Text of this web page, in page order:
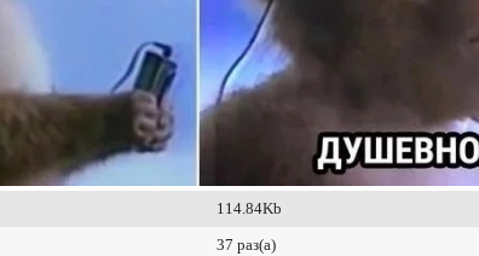
114.84Kb
37 раз(а)